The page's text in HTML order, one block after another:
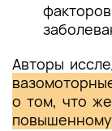
Авторы
о том, что